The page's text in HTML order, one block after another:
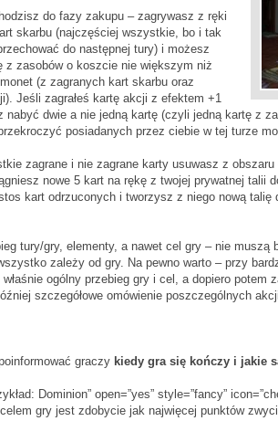
do fazy zakupu – zagrywasz z ręki
skarbu (najczęściej wszystkie, bo i tak
do następnej tury) i możesz
z zasobów o koszcie nie większym niż
(z zagranych kart skarbu oraz
Jeśli zagrałeś kartę akcji z efektem +1
nabyć dwie a nie jedną kartę (czyli jedną kartę z
posiadanych przez ciebie w tej turze
zagrane i nie zagrane karty usuwasz z
nowe 5 kart na rękę z twojej prywatnej talii
kart odrzuconych i tworzysz z niego nową talię
tury/gry, elementy, a nawet cel gry – nie muszą
zależy od gry. Na pewno warto – przy
ogólny przebieg gry i cel, a dopiero potem
szczegółowe omówienie poszczególnych
graczy kiedy gra się kończy i jakie
Dominion” open=”yes” style=”fancy”
gry jest zdobycie jak najwięcej punktów